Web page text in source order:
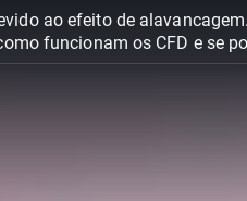
ao efeito de
funcionam os CFD e se